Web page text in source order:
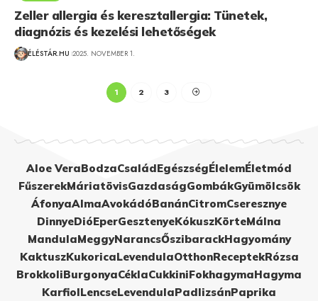
Zeller allergia és keresztallergia: Tünetek,
diagnózis és kezelési lehetőségek
ÉLÉSTÁR.HU 2025. NOVEMBER 1.
1 2 3
Aloe VeraBodzaCsaládEgészségÉlelemÉletmód
FűszerekMáriatövisGazdaságGombákGyümölcsök
ÁfonyaAlmaAvokádóBanánCitromCseresznye
DinnyeDióEperGesztenyeKókuszKörteMálna
MandulaMeggyNarancsŐszibarackHagyomány
KaktuszKukoricaLevendulaOtthonReceptekRózsa
BrokkoliBurgonyaCéklaCukkiniFokhagymaHagyma
KarfiolLencseLevendulaPadlizsánPaprika